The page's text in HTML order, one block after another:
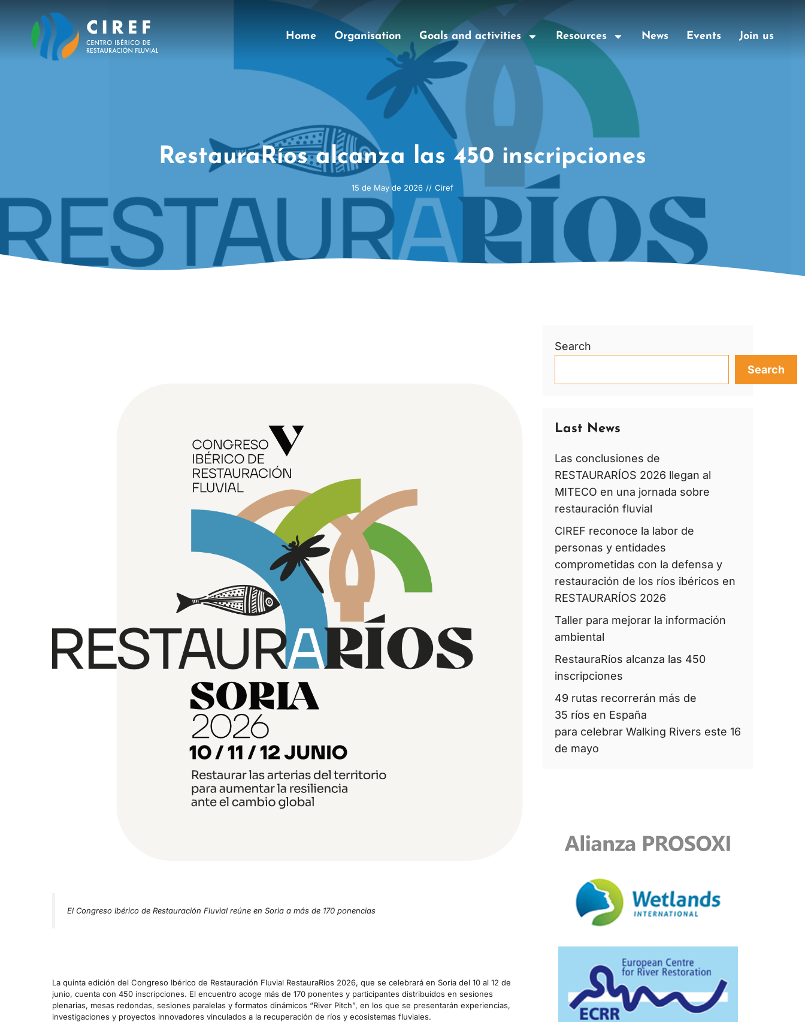
Home Organisation Goals and activities Resources News Events Join us
RestauraRíos alcanza las 450 inscripciones
15 de May de 2026 // Ciref
El Congreso Ibérico de Restauración Fluvial reúne en Soria a más de 170 ponencias
La quinta edición del Congreso Ibérico de Restauración Fluvial RestauraRíos 2026, que se celebrará en Soria del 10 al 12 de
junio, cuenta con 450 inscripciones. El encuentro acoge más de 170 ponentes y participantes distribuidos en sesiones
plenarias, mesas redondas, sesiones paralelas y formatos dinámicos “River Pitch”, en los que se presentarán experiencias,
investigaciones y proyectos innovadores vinculados a la recuperación de ríos y ecosistemas fluviales.
Search
Search
Last News
Las conclusiones de
RESTAURARÍOS 2026 llegan al
MITECO en una jornada sobre
restauración fluvial
CIREF reconoce la labor de
personas y entidades
comprometidas con la defensa y
restauración de los ríos ibéricos en
RESTAURARÍOS 2026
Taller para mejorar la información
ambiental
RestauraRíos alcanza las 450
inscripciones
49 rutas recorrerán más de
35 ríos en España
para celebrar Walking Rivers este 16
de mayo